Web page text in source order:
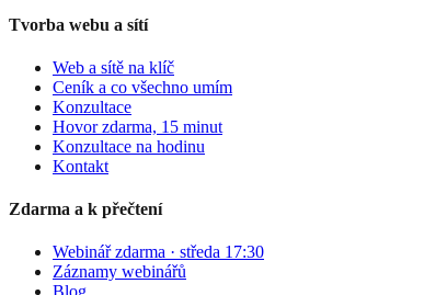
Tvorba webu a sítí
Web a sítě na klíč
Ceník a co všechno umím
Konzultace
Hovor zdarma, 15 minut
Konzultace na hodinu
Kontakt
Zdarma a k přečtení
Webinář zdarma · středa 17:30
Záznamy webinářů